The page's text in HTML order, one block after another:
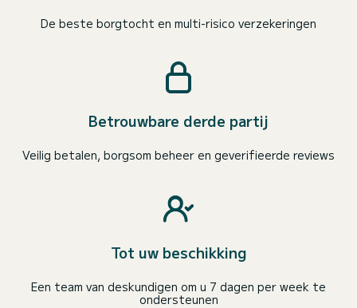
De beste borgtocht en multi-risico verzekeringen
Betrouwbare derde partij
Veilig betalen, borgsom beheer en geverifieerde reviews
Tot uw beschikking
Een team van deskundigen om u 7 dagen per week te
ondersteunen